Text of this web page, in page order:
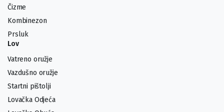
Čizme
Kombinezon
Prsluk
Lov
Vatreno oružje
Vazdušno oružje
Startni pištolji
Lovačka Odjeća